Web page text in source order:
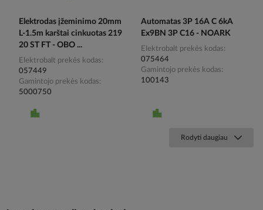
Elektrodas įžeminimo 20mm
L-1.5m karštai cinkuotas 219
20 ST FT - OBO ...
Elektrobalt prekės kodas
057449
Gamintojo prekės kodas
5000750
Automatas 3P 16A C 6kA
Ex9BN 3P C16 - NOARK
Elektrobalt prekės kodas
075464
Gamintojo prekės kodas
100143
Rodyti daugiau